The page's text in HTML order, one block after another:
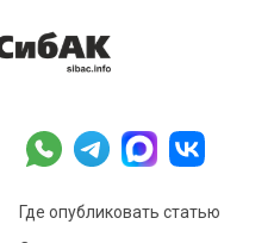
Где опубликовать статью